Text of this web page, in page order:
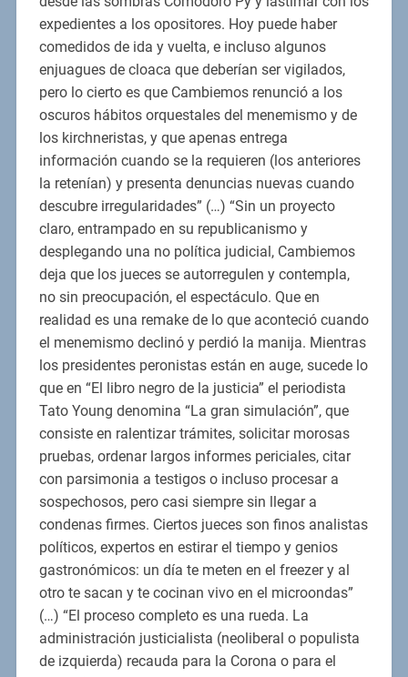
expedientes a los opositores. Hoy puede haber
comedidos de ida y vuelta, e incluso algunos
enjuagues de cloaca que deberían ser vigilados,
pero lo cierto es que Cambiemos renunció a los
oscuros hábitos orquestales del menemismo y de
los kirchneristas, y que apenas entrega
información cuando se la requieren (los anteriores
la retenían) y presenta denuncias nuevas cuando
descubre irregularidades” (…) “Sin un proyecto
claro, entrampado en su republicanismo y
desplegando una no política judicial, Cambiemos
deja que los jueces se autorregulen y contempla,
no sin preocupación, el espectáculo. Que en
realidad es una remake de lo que aconteció cuando
el menemismo declinó y perdió la manija. Mientras
los presidentes peronistas están en auge, sucede lo
que en “El libro negro de la justicia” el periodista
Tato Young denomina “La gran simulación”, que
consiste en ralentizar trámites, solicitar morosas
pruebas, ordenar largos informes periciales, citar
con parsimonia a testigos o incluso procesar a
sospechosos, pero casi siempre sin llegar a
condenas firmes. Ciertos jueces son finos analistas
políticos, expertos en estirar el tiempo y genios
gastronómicos: un día te meten en el freezer y al
otro te sacan y te cocinan vivo en el microondas”
(…) “El proceso completo es una rueda. La
administración justicialista (neoliberal o populista
de izquierda) recauda para la Corona o para el